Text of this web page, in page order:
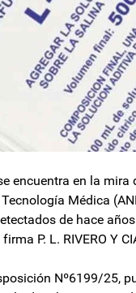
encuentra en la
Médica
de hace
P. L. RIVERO Y
Nº6199/25,